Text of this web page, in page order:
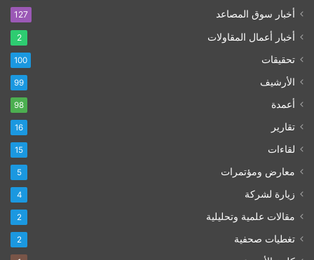
أخبار سوق المصاعد 127
أخبار أعمال المقاولات 2
تحقيقات 100
الأرشيف 99
أعمدة 98
تقارير 16
لقاءات 15
معارض ومؤتمرات 5
زيارة لشركة 4
مقالات علمية وتحليلية 2
تغطيات صحفية 2